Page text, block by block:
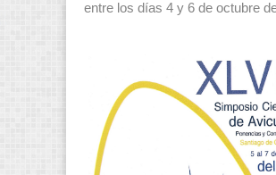
entre los días 4 y 6 de octubre